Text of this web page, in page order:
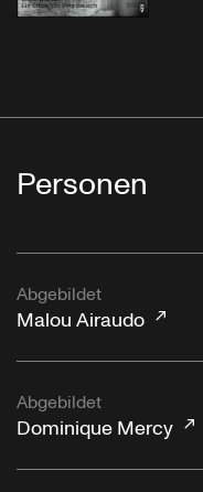
Personen
Abgebildet
Malou Airaudo
Abgebildet
Dominique Mercy